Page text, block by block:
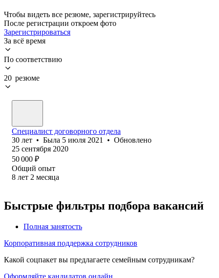
Чтобы видеть все резюме, зарегистрируйтесь
После регистрации откроем фото
Зарегистрироваться
За всё время
По соответствию
20 резюме
Специалист договорного отдела
30 лет • Была 5 июля 2021 • Обновлено
25 сентября 2020
50 000 ₽
Общий опыт
8 лет 2 месяца
Быстрые фильтры подбора вакансий
Полная занятость
Корпоративная поддержка сотрудников
Какой соцпакет вы предлагаете семейным сотрудникам?
Оформляйте кандидатов онлайн